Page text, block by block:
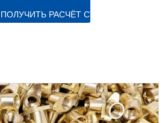
ПОЛУЧИТЬ РАСЧЁТ СТОИМОСТИ